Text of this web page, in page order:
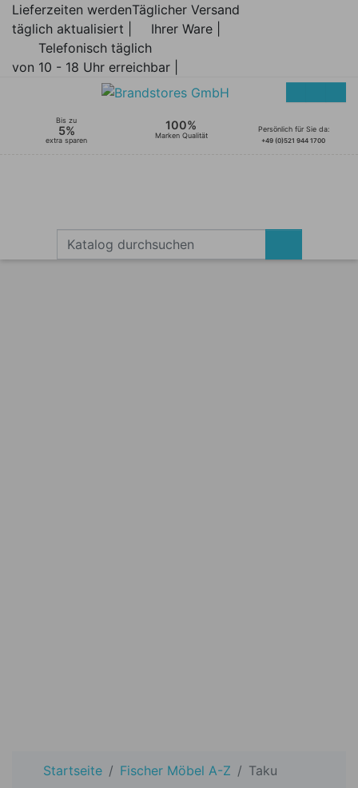
Lieferzeiten werden
täglich aktualisiert |
Täglicher Versand
Ihrer Ware |
Telefonisch täglich
von 10 - 18 Uhr erreichbar |
Bis zu
5%
extra sparen
100%
Marken Qualität
Persönlich für Sie da:
+49 (0)521 944 1700
Startseite Fischer Möbel A-Z Taku